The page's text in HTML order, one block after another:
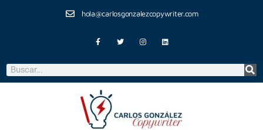
hola@carlosgonzalezcopywriter.com